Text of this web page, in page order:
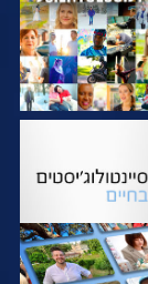
בדוק את הסדרה